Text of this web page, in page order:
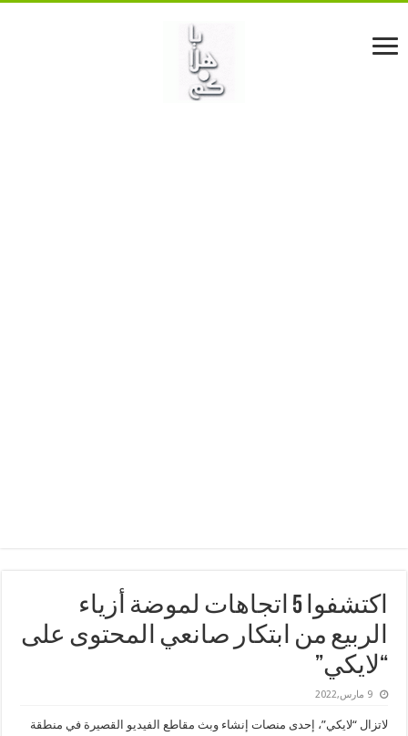
اكتشفوا 5 اتجاهات لموضة أزياء
الربيع من ابتكار صانعي المحتوى على
“لايكي”
9 مارس,2022
لاتزال “لايكي”، إحدى منصات إنشاء وبث مقاطع الفيديو القصيرة في منطقة